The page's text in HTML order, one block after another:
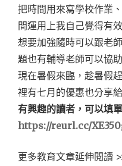
把時間用來寫學校作業
間運用上我自己覺得有
想要加強隨時可以跟老
題也有輔導老師可以協
現在暑假來臨，趁暑假
裡有七月的優惠也分享
有興趣的讀者，可以填
https://reurl.cc/
更多教育文章延伸閱讀